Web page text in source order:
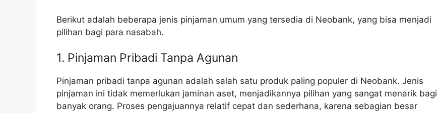
Berikut adalah beberapa jenis pinjaman umum yang tersedia di Neobank, yang bisa menjadi
pilihan bagi para nasabah.
1. Pinjaman Pribadi Tanpa Agunan
Pinjaman pribadi tanpa agunan adalah salah satu produk paling populer di Neobank. Jenis
pinjaman ini tidak memerlukan jaminan aset, menjadikannya pilihan yang sangat menarik bagi
banyak orang. Proses pengajuannya relatif cepat dan sederhana, karena sebagian besar